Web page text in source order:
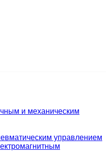
и механическим
управлением